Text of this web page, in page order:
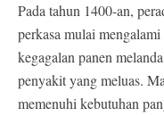
Pada tahun 1400-an,
perkasa mulai
kegagalan panen
penyakit yang meluas.
memenuhi kebutuhan